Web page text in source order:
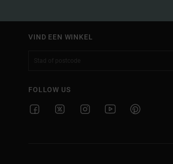
VIND EEN WINKEL
FOLLOW US